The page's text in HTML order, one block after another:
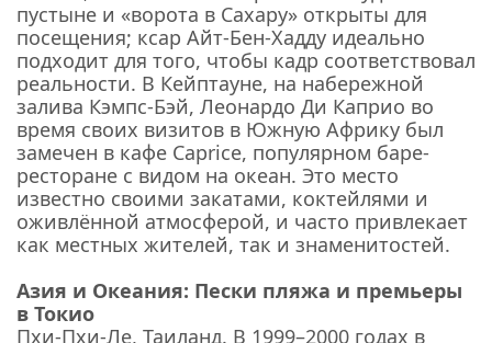
пустыне и «ворота в Сахару» открыты для
посещения; ксар Айт-Бен-Хадду идеально
подходит для того, чтобы кадр соответствовал
реальности. В Кейптауне, на набережной
залива Кэмпс-Бэй, Леонардо Ди Каприо во
время своих визитов в Южную Африку был
замечен в кафе Caprice, популярном баре-
ресторане с видом на океан. Это место
известно своими закатами, коктейлями и
оживлённой атмосферой, и часто привлекает
как местных жителей, так и знаменитостей.
Азия и Океания: Пески пляжа и премьеры
в Токио
Пхи-Пхи-Ле, Таиланд. В 1999–2000 годах в